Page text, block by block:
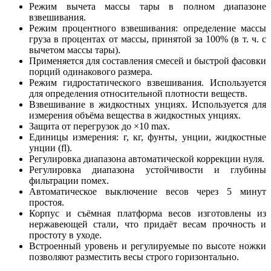
Режим вычета массы тары в полном диапазоне
взвешивания.
Режим процентного взвешивания: определение массы
груза в процентах от массы, принятой за 100% (в т. ч. с
вычетом массы тары).
Применяется для составления смесей и быстрой фасовки
порций одинакового размера.
Режим гидростатического взвешивания. Используется
для определения относительной плотности веществ.
Взвешивание в жидкостных унциях. Используется для
измерения объёма вещества в жидкостных унциях.
Защита от перегрузок до ×10 max.
Единицы измерения: г, кг, фунты, унции, жидкостные
унции (fl).
Регулировка диапазона автоматической коррекции нуля.
Регулировка диапазона устойчивости и глубины
фильтрации помех.
Автоматическое выключение весов через 5 минут
простоя.
Корпус и съёмная платформа весов изготовлены из
нержавеющей стали, что придаёт весам прочность и
простоту в уходе.
Встроенный уровень и регулируемые по высоте ножки
позволяют разместить весы строго горизонтально.